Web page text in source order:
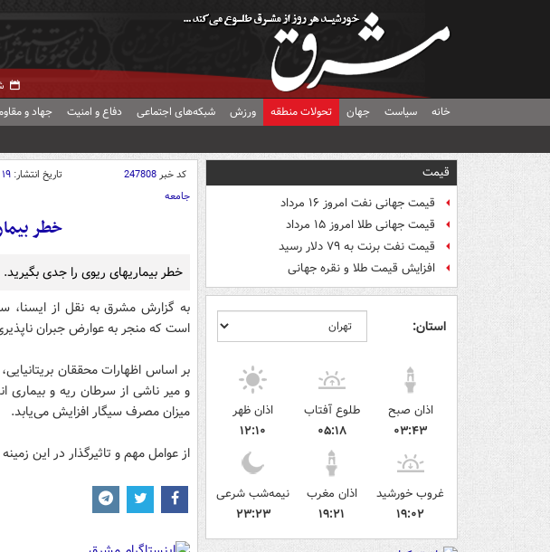
خانه سیاست جهان تحولات منطقه ورزش شبکه‌های اجتماعی دفاع و امنیت جهاد و
قیمت
قیمت جهانی نفت امروز ۱۶ مرداد
قیمت جهانی طلا امروز ۱۵ مرداد
قیمت نفت برنت به ۷۹ دلار رسید
افزایش قیمت طلا و نقره جهانی
استان:
اذان صبح
۰۳:۴۳
طلوع آفتاب
۰۵:۱۸
اذان ظهر
۱۲:۱۰
غروب خورشید
۱۹:۰۲
اذان مغرب
۱۹:۲۱
نیمه‌شب شرعی
۲۳:۲۳
کد خبر247808 تاریخ انتشار: ۱۹ شهریور ۱۳۹۲ - ۱۰:۳۴
جامعه
خطر
خطر بیماریهای ریوی را جدی بگیرید.
به گزارش مشرق به نقل از ایسنا،
است که منجر به عوارض جبران
بر اساس اظهارات محققان
میزان مصرف سیگار افزایش می‌یابد.
از عوامل مهم و تاثیرگذار در این